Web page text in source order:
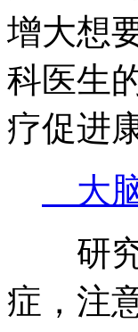
增大想
科医生
疗促进
大
研究
症，注